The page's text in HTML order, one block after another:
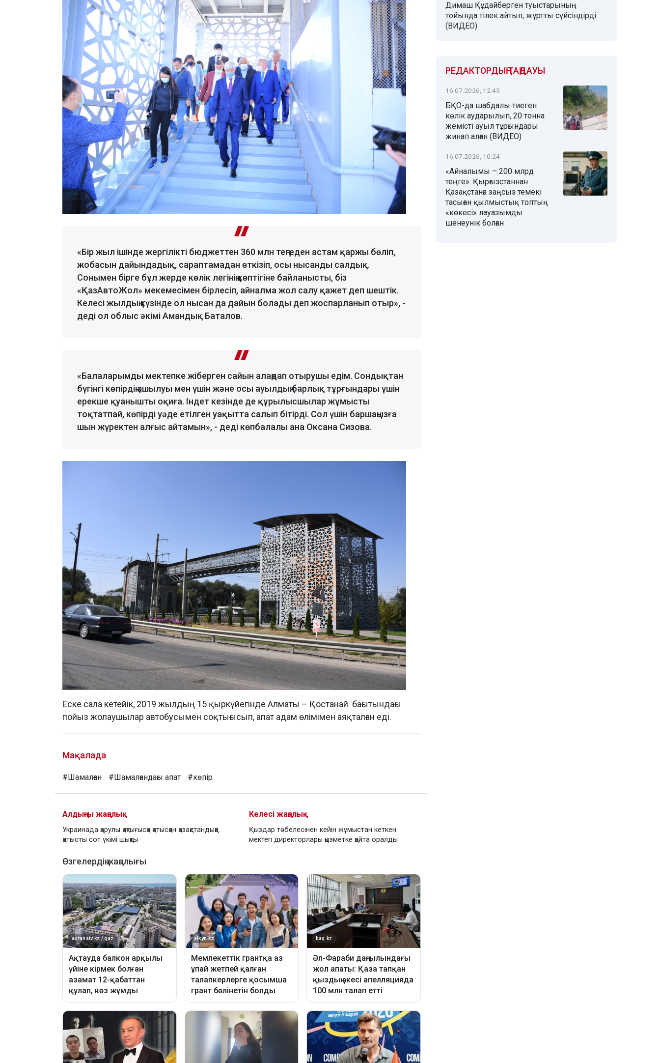
«Бір жыл ішінде жергілікті бюджеттен 360 млн теңгеден астам қаржы бөліп,
жобасын дайындадық, сараптамадан өткізіп, осы нысанды салдық.
Сонымен бірге бұл жерде көлік легінің көптігіне байланысты, біз
«ҚазАвтоЖол» мекемесімен бірлесіп, айналма жол салу қажет деп шештік.
Келесі жылдың күзінде ол нысан да дайын болады деп жоспарланып отыр», -
деді ол облыс әкімі Амандық Баталов.
«Балаларымды мектепке жіберген сайын алаңдап отырушы едім. Сондықтан
бүгінгі көпірдің ашылуы мен үшін және осы ауылдың барлық тұрғындары үшін
ерекше қуанышты оқиға. Індет кезінде де құрылысшылар жұмысты
тоқтатпай, көпірді уәде етілген уақытта салып бітірді. Сол үшін баршаңызға
шын жүректен алғыс айтамын», - деді көпбалалы ана Оксана Сизова.
Еске сала кетейік, 2019 жылдың 15 қыркүйегінде Алматы – Қостанай бағытындағы
пойыз жолаушылар автобусымен соқтығысып, апат адам өлімімен аяқталған еді.
Мақалада
#Шамалған #Шамалғандағы апат #көпір
Алдыңғы жаңалық
Украинада қарулы қақтығысқа қатысқан қазақстандыққа
қатысты сот үкімі шықты
Келесі жаңалық
Қыздар төбелесінен кейін жұмыстан кеткен
мектеп директорлары қызметке қайта оралды
Димаш Құдайберген туыстарының
тойында тілек айтып, жұртты сүйсіндірді
(ВИДЕО)
РЕДАКТОРДЫҢ ТАҢДАУЫ
16.07.2026, 12:45
БҚО-да шабдалы тиеген
көлік аударылып, 20 тонна
жемісті ауыл тұрғындары
жинап алған (ВИДЕО)
16.07.2026, 10:24
«Айналымы – 200 млрд
теңге»: Қырғызстаннан
Қазақстанға заңсыз темекі
тасыған қылмыстық топтың
«көкесі» лауазымды
шенеунік болған